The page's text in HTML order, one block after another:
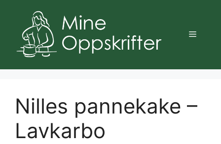
innhold
Meny
Nilles pannekake –
Lavkarbo